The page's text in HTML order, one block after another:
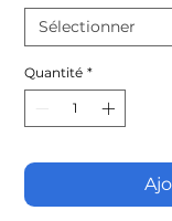
Sélectionner
Quantité *